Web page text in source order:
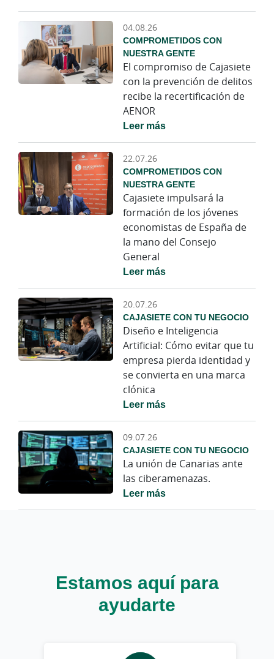
04.08.26
COMPROMETIDOS CON
NUESTRA GENTE
El compromiso de Cajasiete
con la prevención de delitos
recibe la recertificación de
AENOR
Leer más
22.07.26
COMPROMETIDOS CON
NUESTRA GENTE
Cajasiete impulsará la
formación de los jóvenes
economistas de España de
la mano del Consejo
General
Leer más
20.07.26
CAJASIETE CON TU NEGOCIO
Diseño e Inteligencia
Artificial: Cómo evitar que tu
empresa pierda identidad y
se convierta en una marca
clónica
Leer más
09.07.26
CAJASIETE CON TU NEGOCIO
La unión de Canarias ante
las ciberamenazas.
Leer más
Estamos aquí para
ayudarte